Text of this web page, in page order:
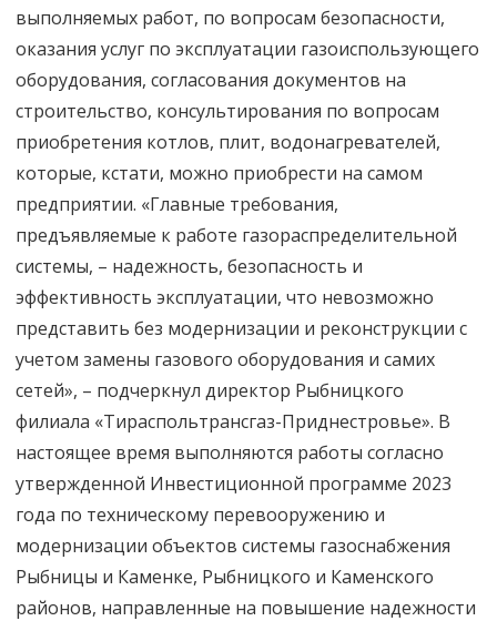
выполняемых работ, по вопросам безопасности,
оказания услуг по эксплуатации газоиспользующего
оборудования, согласования документов на
строительство, консультирования по вопросам
приобретения котлов, плит, водонагревателей,
которые, кстати, можно приобрести на самом
предприятии. «Главные требования,
предъявляемые к работе газораспределительной
системы, – надежность, безопасность и
эффективность эксплуатации, что невозможно
представить без модернизации и реконструкции с
учетом замены газового оборудования и самих
сетей», – подчеркнул директор Рыбницкого
филиала «Тираспольтрансгаз-Приднестровье». В
настоящее время выполняются работы согласно
утвержденной Инвестиционной программе 2023
года по техническому перевооружению и
модернизации объектов системы газоснабжения
Рыбницы и Каменке, Рыбницкого и Каменского
районов, направленные на повышение надежности